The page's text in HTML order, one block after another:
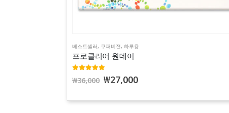
베스트셀러, 쿠퍼비젼, 하루용
프로클리어 원데이
out of 5
₩36,000 ₩27,000